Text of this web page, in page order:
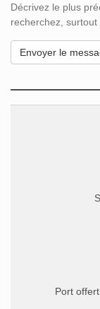
Décrivez le plus
recherchez, surtout
Port